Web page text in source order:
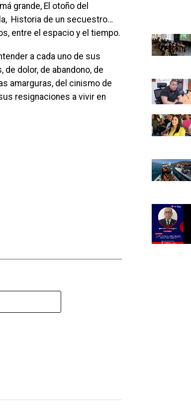
grande, El otoño del
Historia de un secuestro…
entre el espacio y el tiempo.
a cada uno de sus
dolor, de abandono, de
amarguras, del cinismo de
resignaciones a vivir en